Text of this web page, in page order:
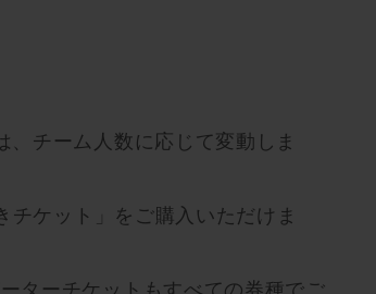
チーム人数に応じて変動しま
ケット」をご購入いただけま